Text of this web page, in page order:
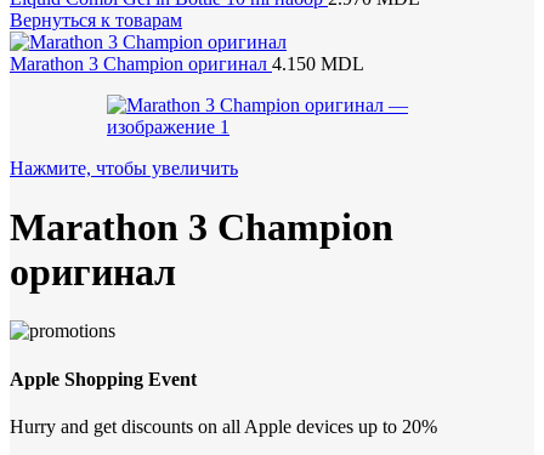
Вернуться к товарам
Marathon 3 Champion оригинал 4.150 MDL
Нажмите, чтобы увеличить
Marathon 3 Champion
оригинал
Apple Shopping Event
Hurry and get discounts on all Apple devices up to 20%